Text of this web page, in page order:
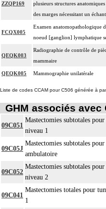
ZZQP169
plusieurs structures
des marges nécessitant un
FCQX005
Examen anatomopathologique
noeud [ganglion] lymphatique
QEQK003
Radiographie de contrôle de
mammaire
QEQK005 Mammographie unilatérale
Liste de codes CCAM pour C506 générée à
GHM associés avec
09C051
Mastectomies subtotales
niveau 1
09C05J
Mastectomies subtotales
ambulatoire
09C052
Mastectomies subtotales
niveau 2
09C041
Mastectomies totales pour
1